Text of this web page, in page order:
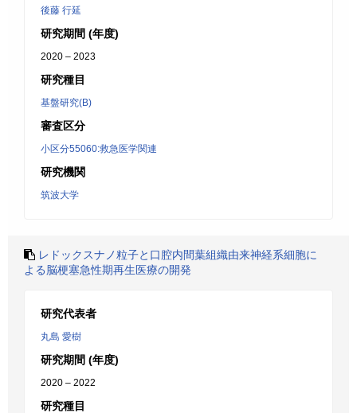
後藤 行延
研究期間 (年度)
2020 – 2023
研究種目
基盤研究(B)
審査区分
小区分55060:救急医学関連
研究機関
筑波大学
レドックスナノ粒子と口腔内間葉組織由来神経系細胞に
よる脳梗塞急性期再生医療の開発
研究代表者
丸島 愛樹
研究期間 (年度)
2020 – 2022
研究種目